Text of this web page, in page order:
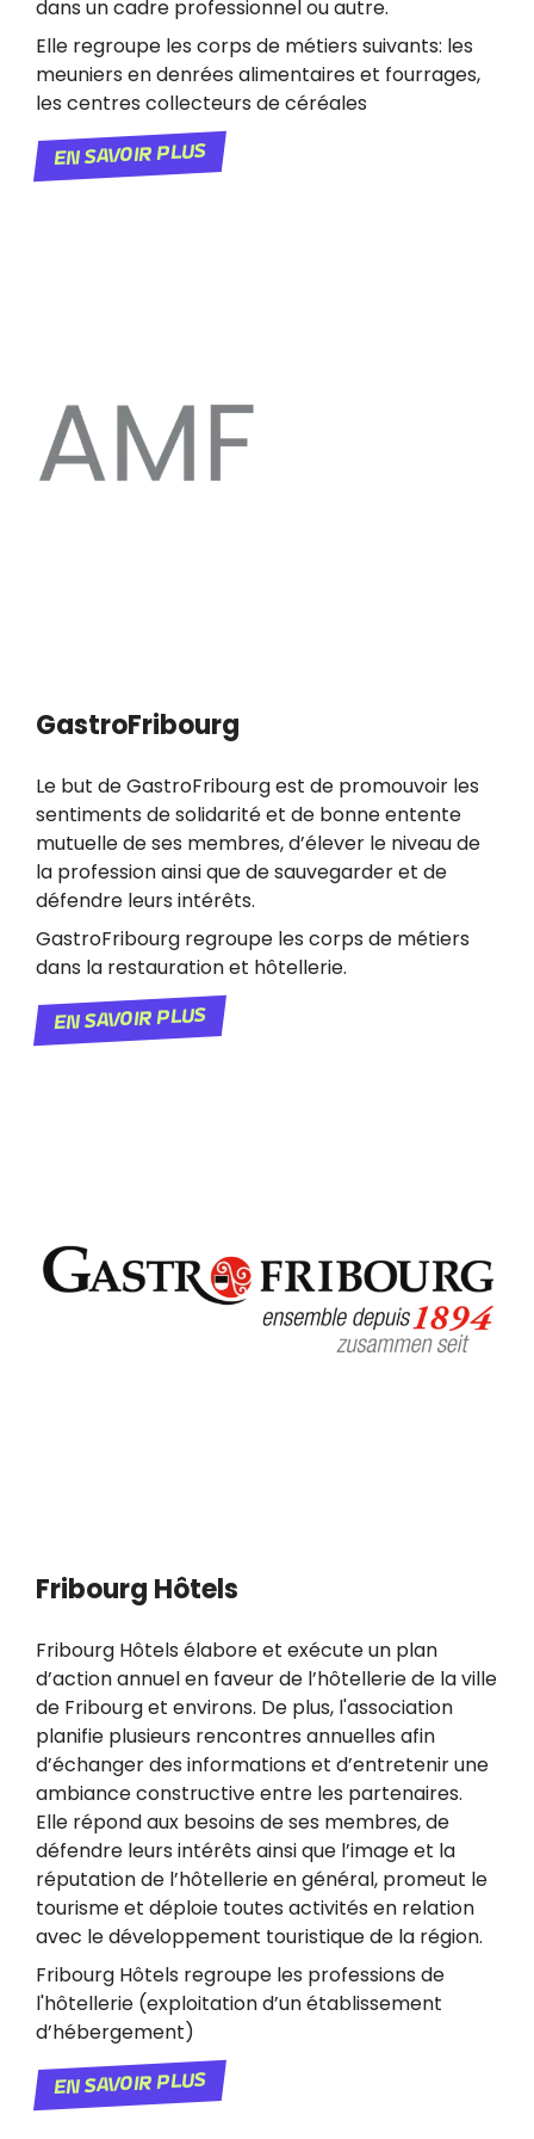
dans un cadre professionnel ou autre.
Elle regroupe les corps de métiers suivants: les
meuniers en denrées alimentaires et fourrages,
les centres collecteurs de céréales
En savoir plus
GastroFribourg
Le but de GastroFribourg est de promouvoir les
sentiments de solidarité et de bonne entente
mutuelle de ses membres, d’élever le niveau de
la profession ainsi que de sauvegarder et de
défendre leurs intérêts.
GastroFribourg regroupe les corps de métiers
dans la restauration et hôtellerie.
En savoir plus
Fribourg Hôtels
Fribourg Hôtels élabore et exécute un plan
d’action annuel en faveur de l’hôtellerie de la ville
de Fribourg et environs. De plus, l'association
planifie plusieurs rencontres annuelles afin
d’échanger des informations et d’entretenir une
ambiance constructive entre les partenaires.
Elle répond aux besoins de ses membres, de
défendre leurs intérêts ainsi que l’image et la
réputation de l’hôtellerie en général, promeut le
tourisme et déploie toutes activités en relation
avec le développement touristique de la région.
Fribourg Hôtels regroupe les professions de
l'hôtellerie (exploitation d’un établissement
d’hébergement)
En savoir plus